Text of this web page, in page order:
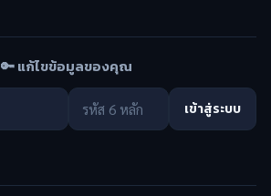
🔑 แก้ไขข้อมูลของคุณ
เข้าสู่ระบบ